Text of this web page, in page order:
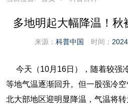
多地明起大幅降温！秋
来源： 科普中国 时间：
今天（10月16日），随着较强
等地气温逐渐回升。但一股强冷
北大部地区迎明显降温，气温将转